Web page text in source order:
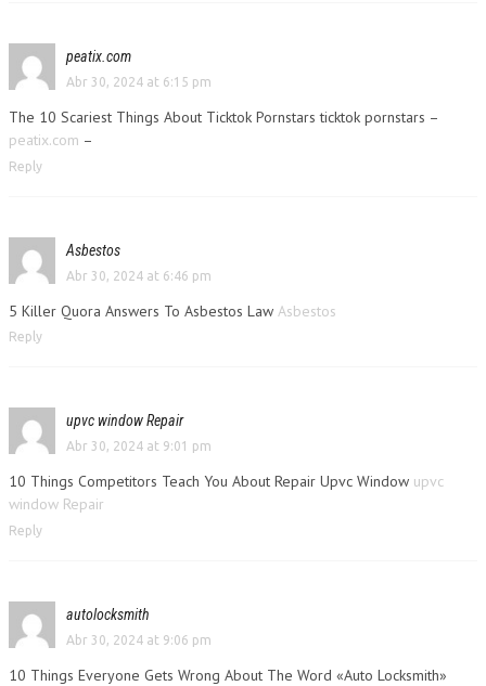
peatix.com
Abr 30, 2024 at 6:15 pm
The 10 Scariest Things About Ticktok Pornstars ticktok pornstars –
peatix.com –
Reply
Asbestos
Abr 30, 2024 at 6:46 pm
5 Killer Quora Answers To Asbestos Law Asbestos
Reply
upvc window Repair
Abr 30, 2024 at 9:01 pm
10 Things Competitors Teach You About Repair Upvc Window upvc
window Repair
Reply
autolocksmith
Abr 30, 2024 at 9:06 pm
10 Things Everyone Gets Wrong About The Word «Auto Locksmith»